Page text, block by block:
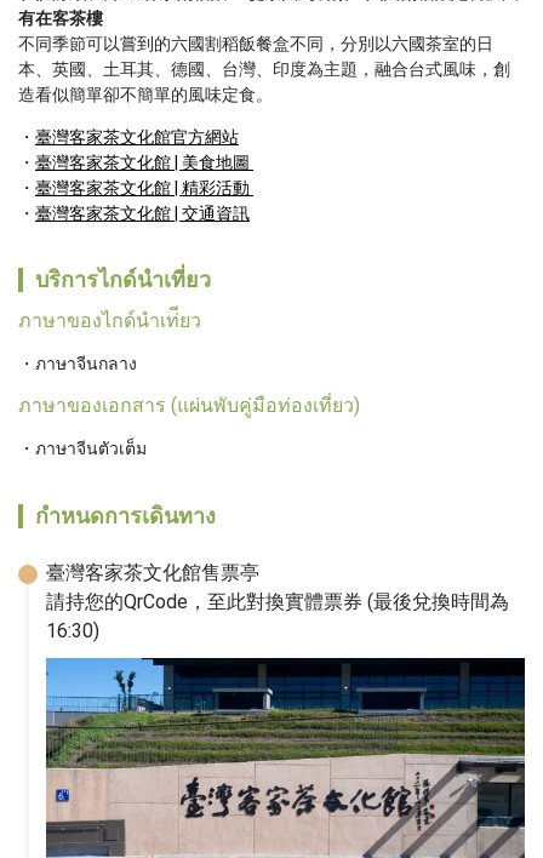
有在客茶樓
不同季節可以嘗到的六國割稻飯餐盒不同，分別以六國茶室的日
本、英國、土耳其、德國、台灣、印度為主題，融合台式風味，創
造看似簡單卻不簡單的風味定食。
臺灣客家茶文化館 | 美食地圖
臺灣客家茶文化館 | 精彩活動
臺灣客家茶文化館 | 交通資訊
บริการไกด์นำเที่ยว
ภาษาของไกด์นำเท่ียว
ภาษาจีนกลาง
ภาษาของเอกสาร (แผ่นพับคู่มือท่องเที่ยว)
ภาษาจีนตัวเต็ม
กำหนดการเดินทาง
臺灣客家茶文化館售票亭
請持您的QrCode，至此對換實體票券 (最後兌換時間為
16:30)